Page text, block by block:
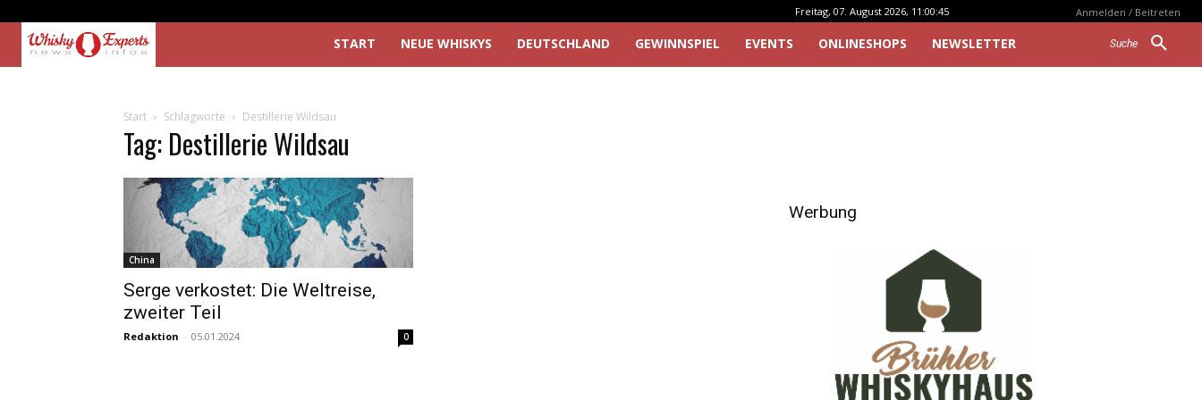
Freitag, 07. August 2026, 11:00:45 Anmelden / Beitreten
Suche
START NEUE WHISKYS DEUTSCHLAND GEWINNSPIEL EVENTS ONLINESHOPS NEWSLETTER
Start Schlagworte Destillerie Wildsau
Tag: Destillerie Wildsau
China
Serge verkostet: Die Weltreise,
zweiter Teil
Redaktion - 05.01.2024 0
Werbung